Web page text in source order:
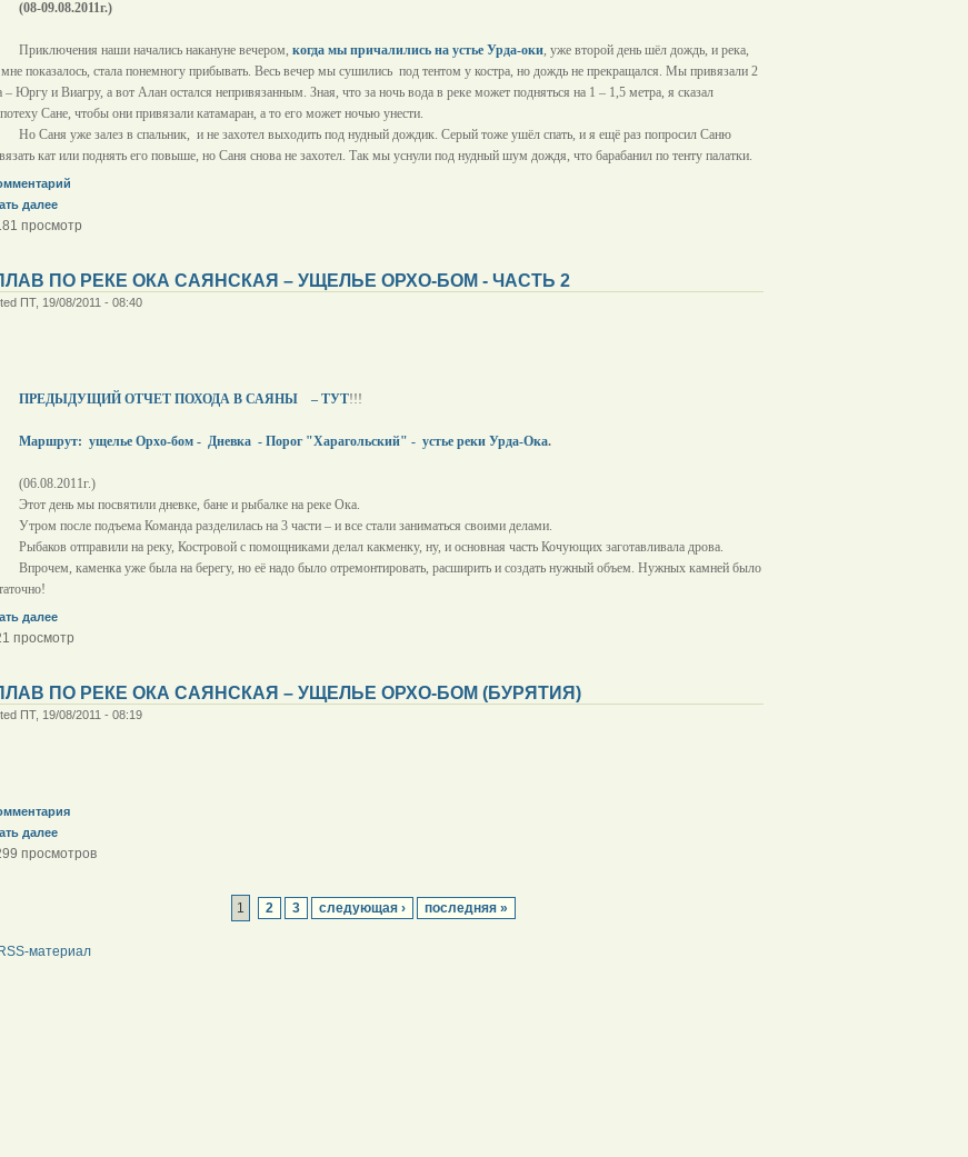
(08-09.08.2011г.)
Приключения наши начались накануне вечером, когда мы причалились на устье Урда-оки, уже второй день шёл дождь, и река,
показалось, стала понемногу прибывать. Весь вечер мы сушились под тентом у костра, но дождь не прекращался. Мы привязали 2
– Юргу и Виагру, а вот Алан остался непривязанным. Зная, что за ночь вода в реке может подняться на 1 – 1,5 метра, я сказал
Сане, чтобы они привязали катамаран, а то его может ночью унести.
Но Саня уже залез в спальник, и не захотел выходить под нудный дождик. Серый тоже ушёл спать, и я ещё раз попросил Саню
кат или поднять его повыше, но Саня снова не захотел. Так мы уснули под нудный шум дождя, что барабанил по тенту палатки.
далее
просмотр
ПО РЕКЕ ОКА САЯНСКАЯ – УЩЕЛЬЕ ОРХО-БОМ - ЧАСТЬ 2
ПТ, 19/08/2011 - 08:40
ПРЕДЫДУЩИЙ ОТЧЕТ ПОХОДА В САЯНЫ – ТУТ!!!
Маршрут: ущелье Орхо-бом - Дневка - Порог "Харагольский" - устье реки Урда-Ока.
(06.08.2011г.)
Этот день мы посвятили дневке, бане и рыбалке на реке Ока.
Утром после подъема Команда разделилась на 3 части – и все стали заниматься своими делами.
Рыбаков отправили на реку, Костровой с помощниками делал какменку, ну, и основная часть Кочующих заготавливала дрова.
Впрочем, каменка уже была на берегу, но её надо было отремонтировать, расширить и создать нужный объем. Нужных камней было
далее
просмотр
ПО РЕКЕ ОКА САЯНСКАЯ – УЩЕЛЬЕ ОРХО-БОМ (БУРЯТИЯ)
ПТ, 19/08/2011 - 08:19
далее
просмотров
1 2 3 следующая › последняя »